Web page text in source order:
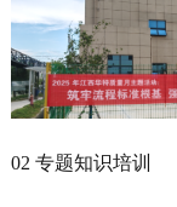
02 专题知识培训